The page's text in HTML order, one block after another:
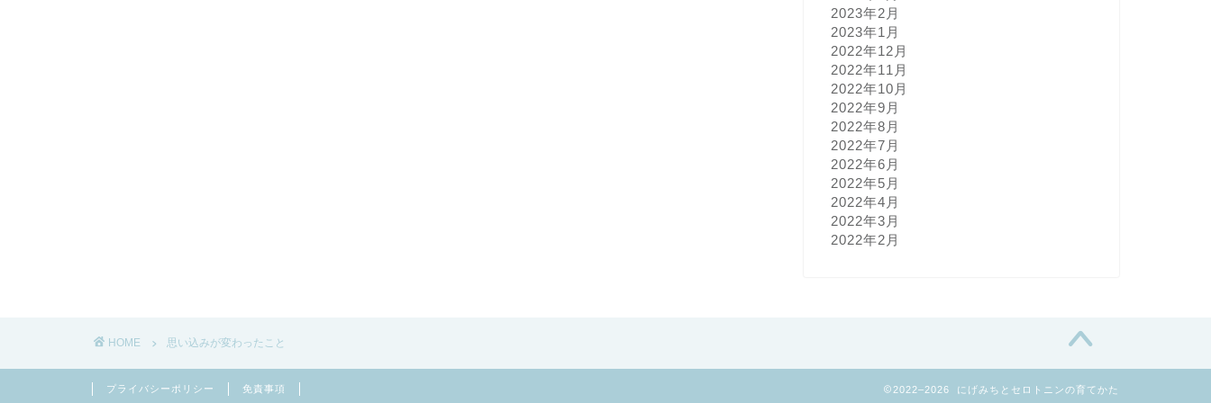
2023年2月
2023年1月
2022年12月
2022年11月
2022年10月
2022年9月
2022年8月
2022年7月
2022年6月
2022年5月
2022年4月
2022年3月
2022年2月
HOME 思い込みが変わったこと
プライバシーポリシー 免責事項 2022–2026 にげみちとセロトニンの育てかた